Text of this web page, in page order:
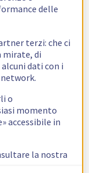
delle
terzi: che ci
mirate, di
dati con i
o
momento
accessibile in
la nostra